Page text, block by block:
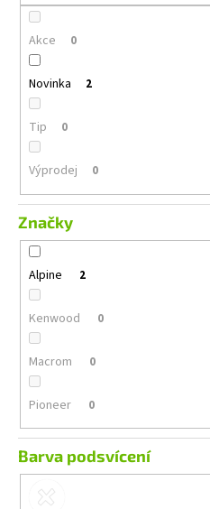
Akce 0
Novinka 2
Tip 0
Výprodej 0
Značky
Alpine 2
Kenwood 0
Macrom 0
Pioneer 0
Barva podsvícení
m
GROUND
ZERO
3.250
SPL
12
990
Kč